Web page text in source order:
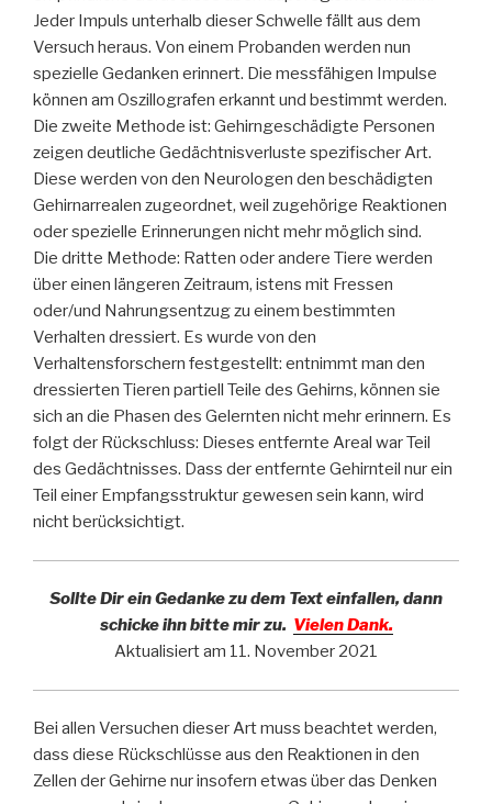
Jeder Impuls unterhalb dieser Schwelle fällt aus dem
Versuch heraus. Von einem Probanden werden nun
spezielle Gedanken erinnert. Die messfähigen Impulse
können am Oszillografen erkannt und bestimmt werden.
Die zweite Methode ist: Gehirngeschädigte Personen
zeigen deutliche Gedächtnisverluste spezifischer Art.
Diese werden von den Neurologen den beschädigten
Gehirnarrealen zugeordnet, weil zugehörige Reaktionen
oder spezielle Erinnerungen nicht mehr möglich sind.
Die dritte Methode: Ratten oder andere Tiere werden
über einen längeren Zeitraum, istens mit Fressen
oder/und Nahrungsentzug zu einem bestimmten
Verhalten dressiert. Es wurde von den
Verhaltensforschern festgestellt: entnimmt man den
dressierten Tieren partiell Teile des Gehirns, können sie
sich an die Phasen des Gelernten nicht mehr erinnern. Es
folgt der Rückschluss: Dieses entfernte Areal war Teil
des Gedächtnisses. Dass der entfernte Gehirnteil nur ein
Teil einer Empfangsstruktur gewesen sein kann, wird
nicht berücksichtigt.
Sollte Dir ein Gedanke zu dem Text einfallen, dann
schicke ihn bitte mir zu. Vielen Dank.
Aktualisiert am 11. November 2021
Bei allen Versuchen dieser Art muss beachtet werden,
dass diese Rückschlüsse aus den Reaktionen in den
Zellen der Gehirne nur insofern etwas über das Denken